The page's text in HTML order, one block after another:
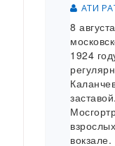
АТИ
8
1924